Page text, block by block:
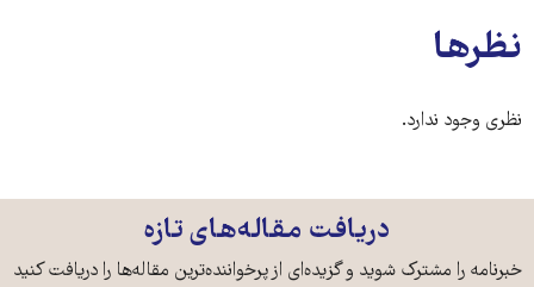
نظرها
نظری وجود ندارد.
دریافت مقاله‌های تازه
خبرنامه را مشترک شوید و گزیده‌ای از پرخواننده‌ترین مقاله‌ها را دریافت کنید